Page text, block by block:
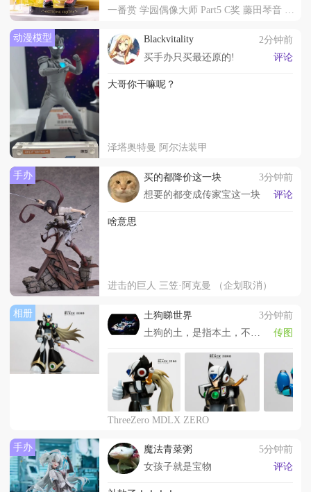
动漫模型 Blackvitality
2分钟前
买手办只买最还原的!
评论
大哥你干嘛呢？
泽塔奥特曼 阿尔法装甲
手办 买的都降价这一块
3分钟前
想要的都变成传家宝这一块
评论
啥意思
进击的巨人 三笠·阿克曼 （企划取消）
相册 土狗睇世界
3分钟前
传图
ThreeZero MDLX ZERO
手办 魔法青菜粥
5分钟前
女孩子就是宝物
评论